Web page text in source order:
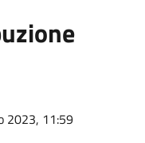
2023, 11:59